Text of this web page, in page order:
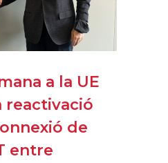
a la UE
reactivació
de
entre